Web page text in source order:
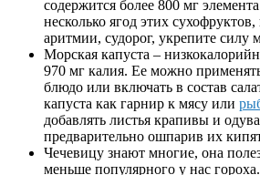
содержится более 800 мг
несколько ягод этих
аритмии, судорог, укрепите силу
Морская капуста –
970 мг калия. Ее можно
блюдо или включать в состав
капуста как гарнир к мясу или
добавлять листья крапивы и
предварительно ошпарив их
Чечевицу знают многие, она
меньше популярного у нас